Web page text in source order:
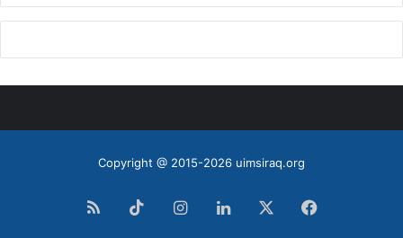
Copyright @ 2015-2026 uimsiraq.org